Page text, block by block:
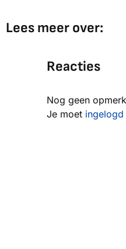
Lees meer over:
Reacties
Nog geen
Je moet ingelogd